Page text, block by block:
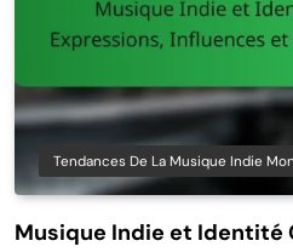
Tendances De La Musique Indie
Musique Indie et Identité